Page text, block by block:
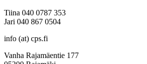
Tiina 040 0787 353
Jari 040 867 0504
info (at) cps.fi
Vanha Rajamäentie 177